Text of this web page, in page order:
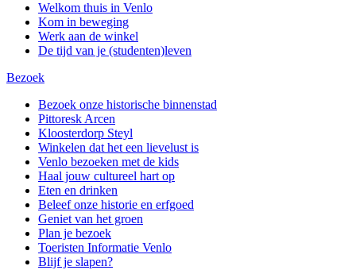
Welkom thuis in Venlo
Kom in beweging
Werk aan de winkel
De tijd van je (studenten)leven
Bezoek
Bezoek onze historische binnenstad
Pittoresk Arcen
Kloosterdorp Steyl
Winkelen dat het een lievelust is
Venlo bezoeken met de kids
Haal jouw cultureel hart op
Eten en drinken
Beleef onze historie en erfgoed
Geniet van het groen
Plan je bezoek
Toeristen Informatie Venlo
Blijf je slapen?